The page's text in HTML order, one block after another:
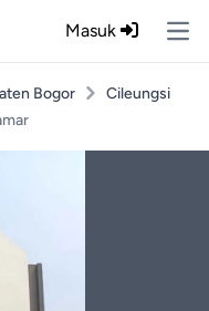
Masuk
Bogor
Cileungsi